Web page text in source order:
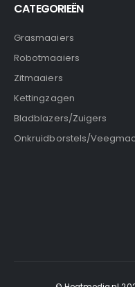
CATEGORIEËN
Grasmaaiers
Robotmaaiers
Zitmaaiers
Kettingzagen
Bladblazers/Zuigers
Onkruidborstels/